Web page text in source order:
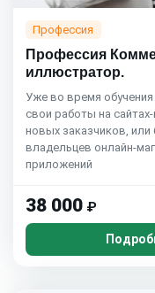
Профессия
Профессия
иллюстратор.
Уже во время
свои работы на
новых заказчиков, или
владельцев онлайн-
приложений
38 000 ₽